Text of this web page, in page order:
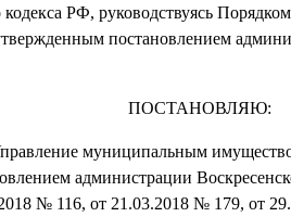
РФ, руководствуясь
постановлением
ПОСТАНОВЛЯЮ:
муниципальным
администрации
№ 116, от 21.03.2018 № 179, от